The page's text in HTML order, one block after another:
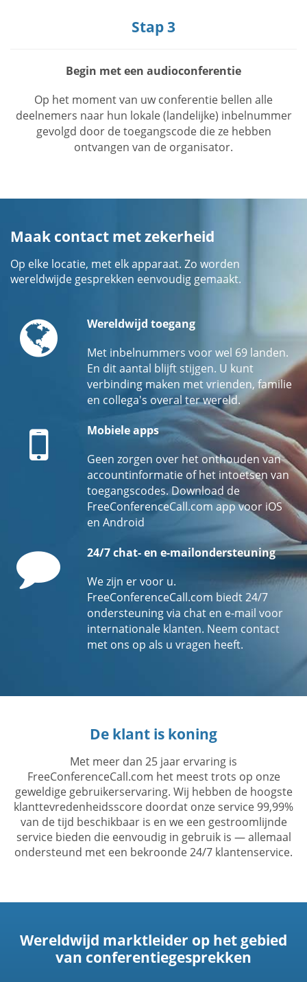
Stap 3
Begin met een audioconferentie
Op het moment van uw conferentie bellen alle
deelnemers naar hun lokale (landelijke) inbelnummer
gevolgd door de toegangscode die ze hebben
ontvangen van de organisator.
Maak contact met zekerheid
Op elke locatie, met elk apparaat. Zo worden
wereldwijde gesprekken eenvoudig gemaakt.
GlobeWereldwijd toegang
Met inbelnummers voor wel 69 landen.
En dit aantal blijft stijgen. U kunt
verbinding maken met vrienden, familie
en collega's overal ter wereld.
Mobile
Mobiele apps
Geen zorgen over het onthouden van
accountinformatie of het intoetsen van
toegangscodes. Download de
FreeConferenceCall.com app voor iOS
en Android
Comment
24/7 chat- en e-mailondersteuning
We zijn er voor u.
FreeConferenceCall.com biedt 24/7
ondersteuning via chat en e-mail voor
internationale klanten. Neem contact
met ons op als u vragen heeft.
De klant is koning
Met meer dan 25 jaar ervaring is
FreeConferenceCall.com het meest trots op onze
geweldige gebruikerservaring. Wij hebben de hoogste
klanttevredenheidsscore doordat onze service 99,99%
van de tijd beschikbaar is en we een gestroomlijnde
service bieden die eenvoudig in gebruik is — allemaal
ondersteund met een bekroonde 24/7 klantenservice.
Wereldwijd marktleider op het gebied
van conferentiegesprekken